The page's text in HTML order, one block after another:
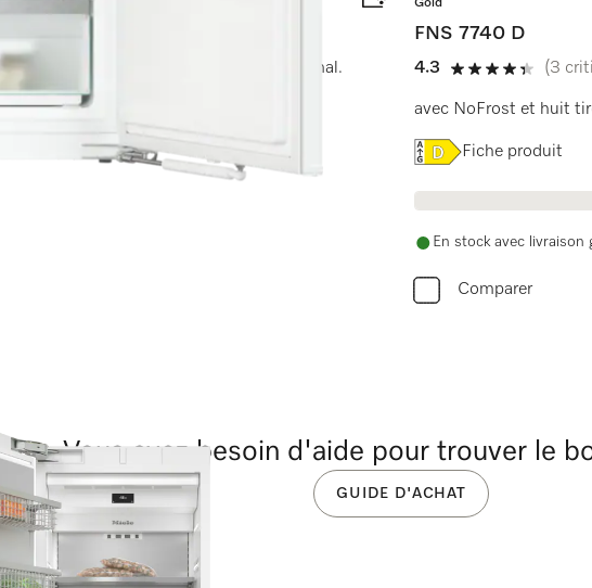
de congélation pour un confort maximal.
Gold
FNS 7740 D
4.3
4.3 étoiles sur 5
(3
avec NoFrost et huit
Online Label Flag,
Fiche produit
En stock avec livraison
Comparer
Vous avez besoin d'aide pour trouver le
GUIDE D'ACHAT